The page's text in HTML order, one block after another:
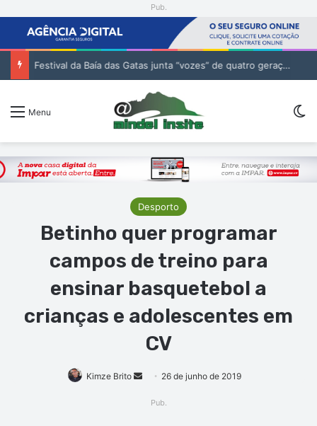
Pub.
Festival da Baía das Gatas junta “vozes” de quatro gerações da música cabo-verdiana na segunda noite
Menu
Desporto
Betinho quer programar
campos de treino para
ensinar basquetebol a
crianças e adolescentes em
CV
Kimze Brito
Mande26 de junho de 2019
Pub.